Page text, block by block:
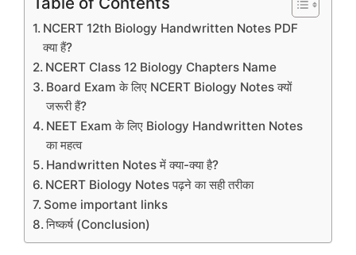
NCERT 12th Biology Handwritten Notes PDF
क्या हैं?
NCERT Class 12 Biology Chapters Name
Board Exam के लिए NCERT Biology Notes क्यों
जरूरी हैं?
NEET Exam के लिए Biology Handwritten Notes
का महत्व
Handwritten Notes में क्या-क्या है?
NCERT Biology Notes पढ़ने का सही तरीका
Some important links
निष्कर्ष (Conclusion)